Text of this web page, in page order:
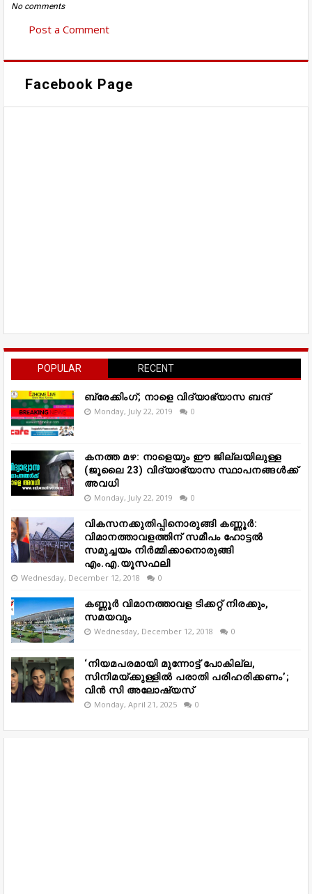
No comments
Post a Comment
Facebook Page
POPULAR RECENT
ബ്രേക്കിംഗ്; നാളെ വിദ്യാഭ്യാസ ബന്ദ്
Monday, July 22, 2019 0
കനത്ത മഴ: നാളെയും ഈ ജില്ലയിലുള്ള
(ജൂലൈ 23) വിദ്യാഭ്യാസ സ്ഥാപനങ്ങൾക്ക്
അവധി
Monday, July 22, 2019 0
വികസനക്കുതിപ്പിനൊരുങ്ങി കണ്ണൂർ:
വിമാനത്താവളത്തിന് സമീപം ഹോട്ടൽ
സമുച്ചയം നിർമ്മിക്കാനൊരുങ്ങി
എം.എ.യൂസഫലി
Wednesday, December 12, 2018 0
കണ്ണൂർ വിമാനത്താവള ടിക്കറ്റ് നിരക്കും,
സമയവും
Wednesday, December 12, 2018 0
‘നിയമപരമായി മുന്നോട്ട് പോകില്ല,
സിനിമയ്ക്കുള്ളിൽ പരാതി പരിഹരിക്കണം’;
വിൻ സി അലോഷ്യസ്
Monday, April 21, 2025 0